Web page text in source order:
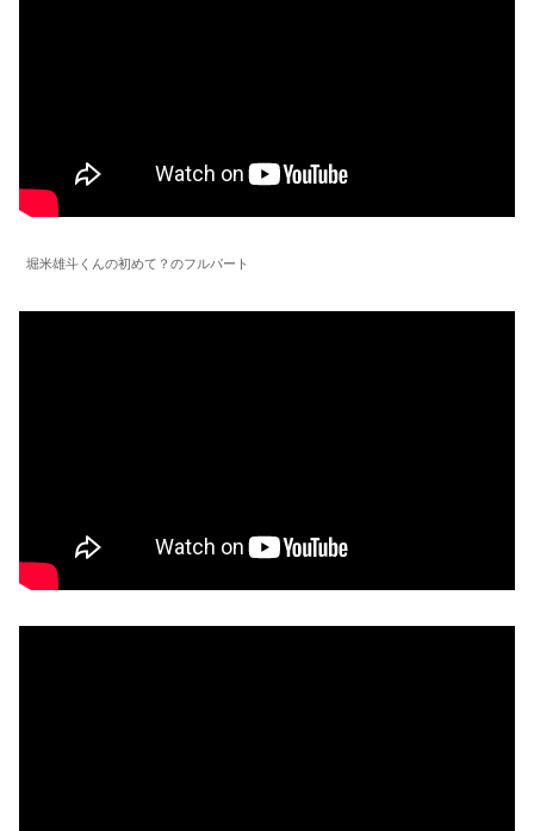
堀米雄斗くんの初めて？のフルパート